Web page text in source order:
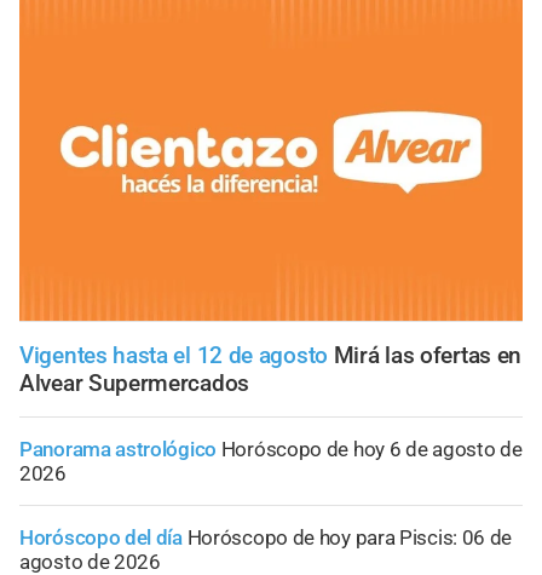
Vigentes hasta el 12 de agosto Mirá las ofertas en
Alvear Supermercados
Panorama astrológico Horóscopo de hoy 6 de agosto de
2026
Horóscopo del día Horóscopo de hoy para Piscis: 06 de
agosto de 2026